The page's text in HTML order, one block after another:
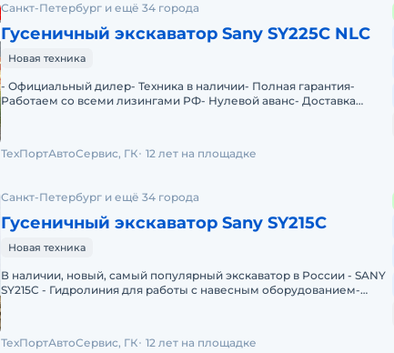
Санкт-Петербург и ещё 34 города
Гусеничный экскаватор Sany SY225C NLC
Новая техника
- Официальный дилер- Техника в наличии- Пoлная гарантия-
Работаем со всеми лизингами РФ- Нулевой аванс- Дoставка
ТехПортАвтоСервис, ГК 12 лет на площадке
Санкт-Петербург и ещё 34 города
Гусеничный экскаватор Sany SY215C
Новая техника
В наличии, новый, самый популярный экскаватор в России - SANY
SY215C - Гидролиния для работы с навесным оборудованием-
ТехПортАвтоСервис, ГК 12 лет на площадке